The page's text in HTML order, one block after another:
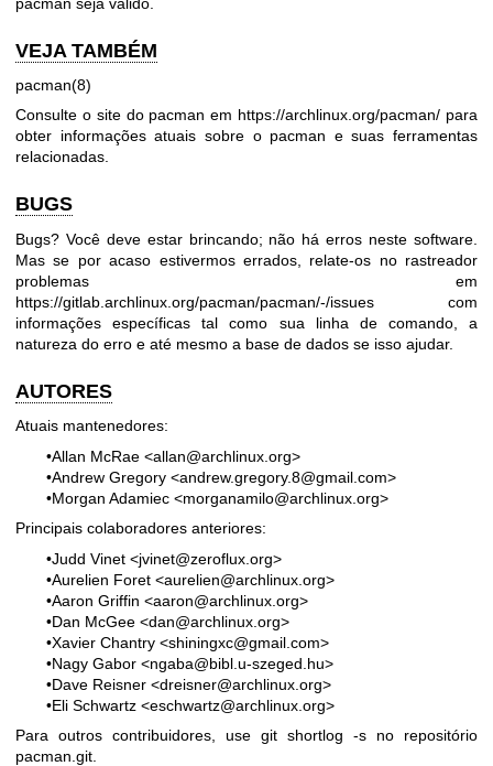
VEJA TAMBÉM
pacman(8)
Consulte o site do pacman em https://archlinux.org/pacman/ para
obter informações atuais sobre o pacman e suas ferramentas
relacionadas.
BUGS
Bugs? Você deve estar brincando; não há erros neste software.
Mas se por acaso estivermos errados, relate-os no rastreador
problemas em
https://gitlab.archlinux.org/pacman/pacman/-/issues com
informações específicas tal como sua linha de comando, a
natureza do erro e até mesmo a base de dados se isso ajudar.
AUTORES
Atuais mantenedores:
•Allan McRae <allan@archlinux.org>
•Andrew Gregory <andrew.gregory.8@gmail.com>
•Morgan Adamiec <morganamilo@archlinux.org>
Principais colaboradores anteriores:
•Judd Vinet <jvinet@zeroflux.org>
•Aurelien Foret <aurelien@archlinux.org>
•Aaron Griffin <aaron@archlinux.org>
•Dan McGee <dan@archlinux.org>
•Xavier Chantry <shiningxc@gmail.com>
•Nagy Gabor <ngaba@bibl.u-szeged.hu>
•Dave Reisner <dreisner@archlinux.org>
•Eli Schwartz <eschwartz@archlinux.org>
Para outros contribuidores, use git shortlog -s no repositório
pacman.git.